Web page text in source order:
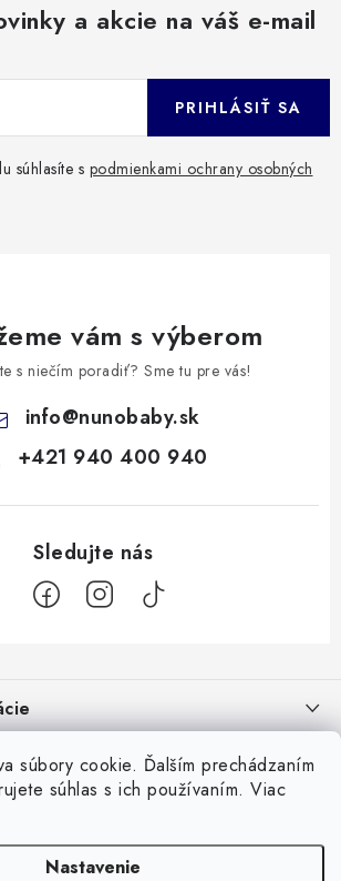
súbory cookie. Ďalším prechádzaním
súhlas s ich používaním. Viac
Nastavenie
a akcie na váš e-mail
súhlasíte s podmienkami ochrany osobných
PRIHLÁSIŤ SA
vám s výberom
s niečím poradiť? Sme tu pre vás!
info@nunobaby.sk
+421 940 400 940
na zvládnutie refluxu u novorodencov, ktoré